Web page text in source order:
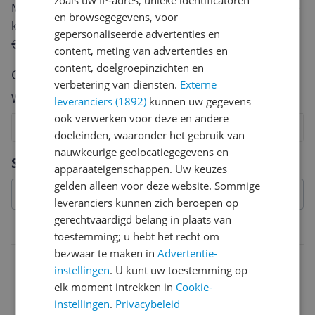
Specificaties
Belangrijkste kenmerken
4099803081053
Met jouw mening help je andere bezoekers een betere
keuze te maken én maak je iedere maand kans op
€250,-!
Klik hier voor de actievoorwaarden.
Cijfer
Welk cijfer geef jij dit product?
8
7
6
5
4
3
2
Vraag 1 van 4
en browsegegevens, voor
gepersonaliseerde advertenties en
content, meting van advertenties en
content, doelgroepinzichten en
verbetering van diensten. Externe
leveranciers (1892) kunnen uw gegevens
ook verwerken voor deze en andere
doeleinden, waaronder het gebruik van
nauwkeurige geolocatiegegevens en
apparaateigenschappen. Uw keuzes
gelden alleen voor deze website. Sommige
leveranciers kunnen zich beroepen op
gerechtvaardigd belang in plaats van
toestemming; u hebt het recht om
bezwaar te maken inAdvertentie-
instellingen. U kunt uw toestemming op
elk moment intrekken in Cookie-
instellingen. Privacybeleid